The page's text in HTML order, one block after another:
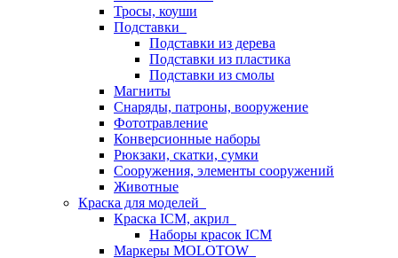
Тросы, коуши
Подставки
Подставки из дерева
Подставки из пластика
Подставки из смолы
Магниты
Снаряды, патроны, вооружение
Фототравление
Конверсионные наборы
Рюкзаки, скатки, сумки
Сооружения, элементы сооружений
Животные
Краска для моделей
Краска ICM, акрил
Наборы красок ICM
Маркеры MOLOTOW